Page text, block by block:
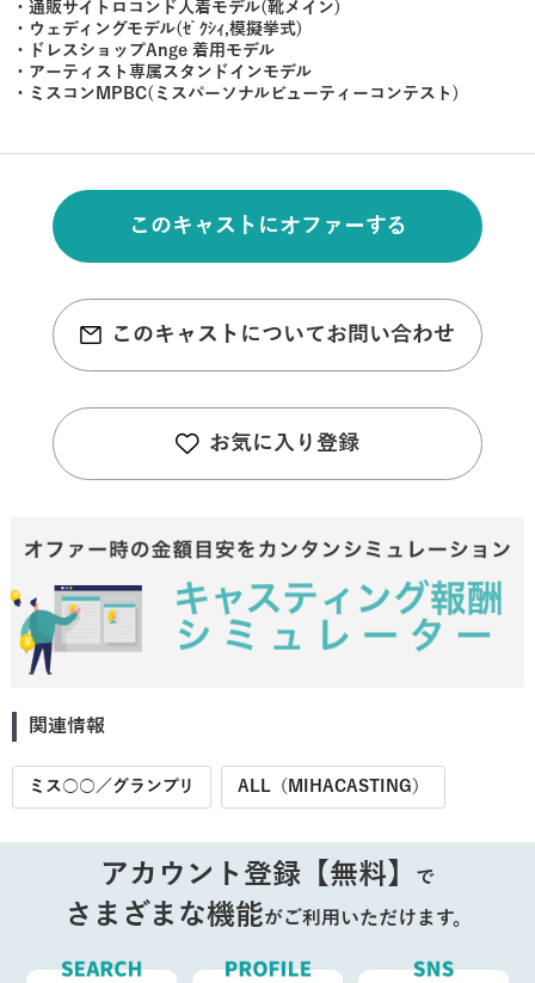
・通販サイトロコンド人着モデル(靴メイン)
・ウェディングモデル(ｾﾞｸｼｨ,模擬挙式)
・ドレスショップAnge 着用モデル
・アーティスト専属スタンドインモデル
・ミスコンMPBC(ミスパーソナルビューティーコンテスト)
このキャストにオファーする
このキャストについてお問い合わせ
お気に入り登録
関連情報
ミス○○／グランプリ ALL（MIHACASTING）
アカウント登録【無料】 で
さまざまな機能がご利用いただけます。